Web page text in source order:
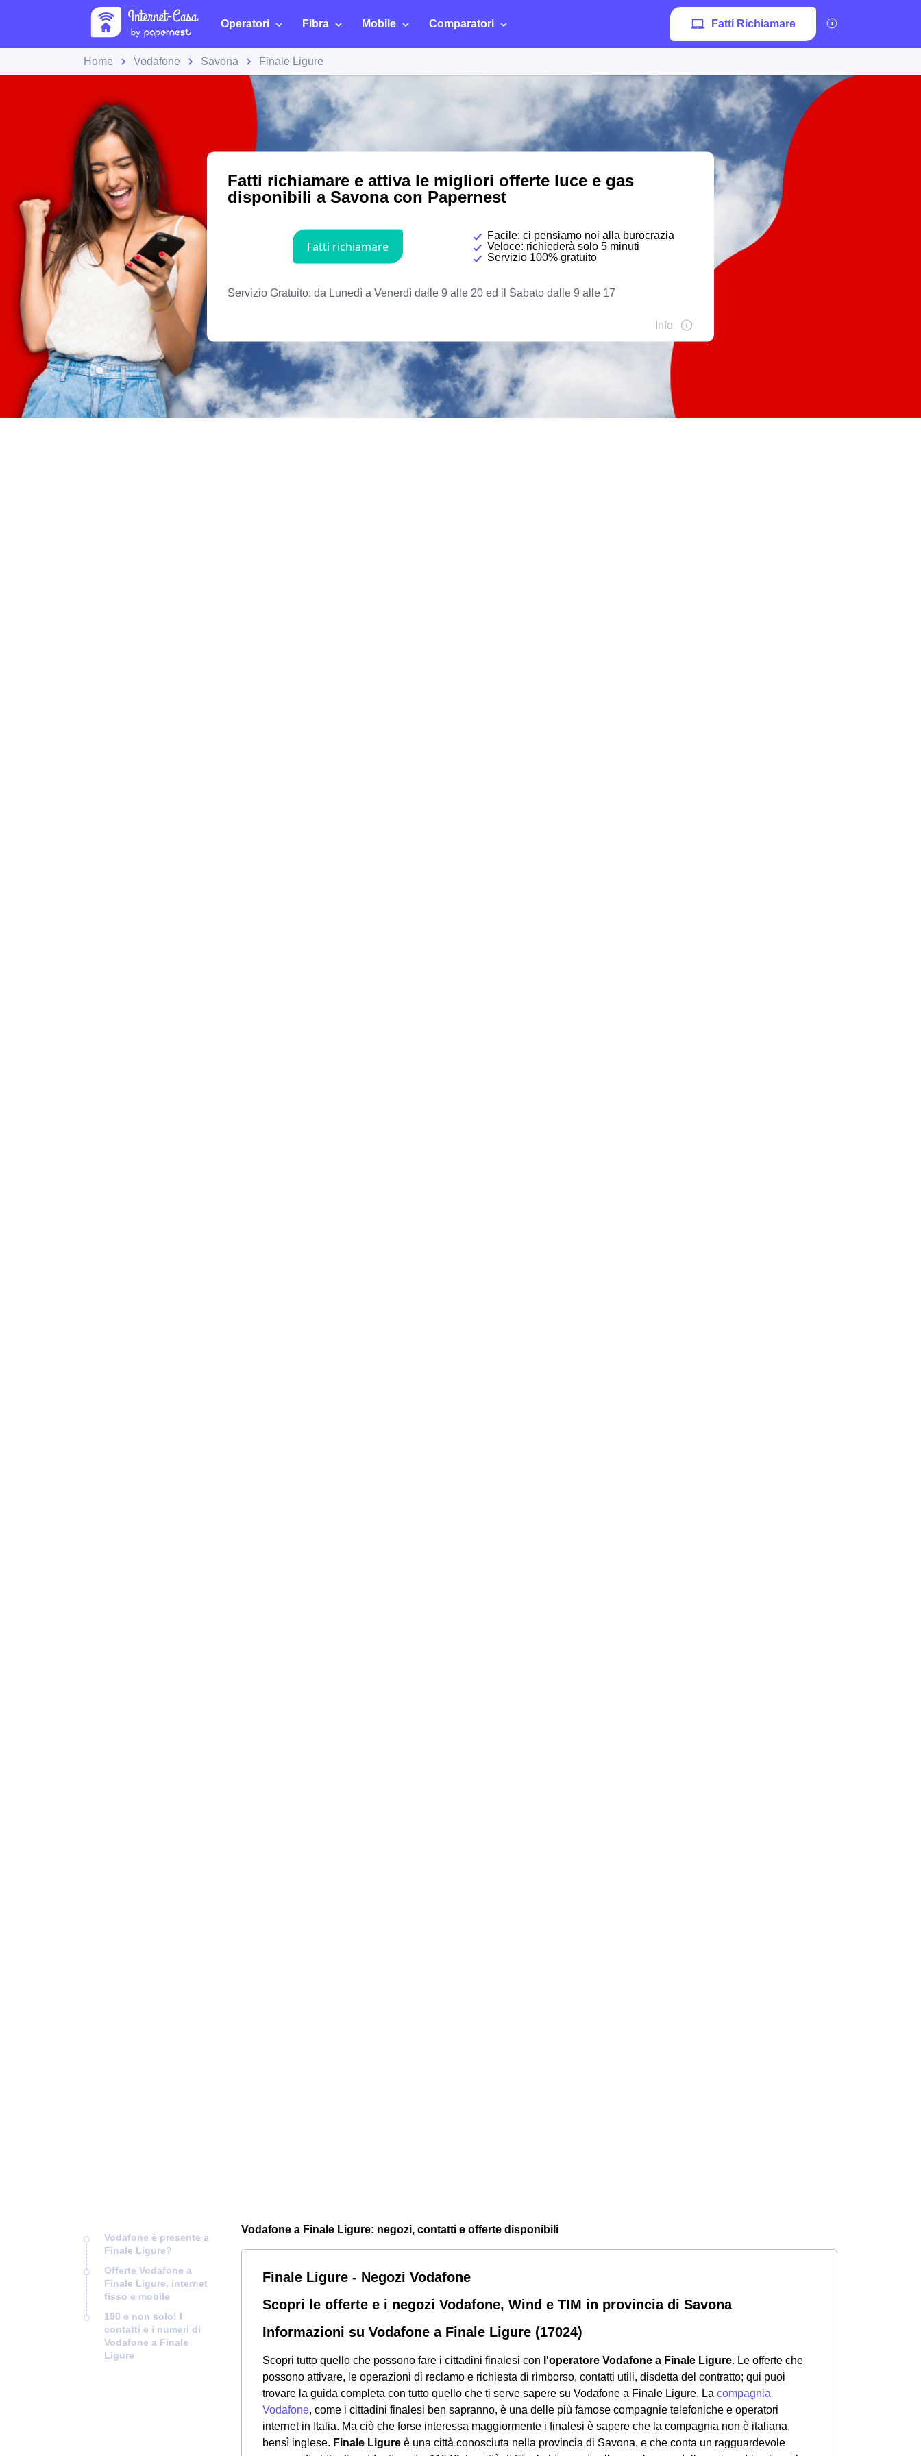
Operatori Fibra Mobile Comparatori Fatti Richiamare
Home Vodafone Savona Finale Ligure
Vodafone è presente a
Finale Ligure?
Offerte Vodafone a
Finale Ligure, internet
fisso e mobile
190 e non solo! I
contatti e i numeri di
Vodafone a Finale
Ligure
Vodafone a Finale Ligure: negozi, contatti e offerte disponibili
Finale Ligure - Negozi Vodafone
Scopri le offerte e i negozi Vodafone, Wind e TIM in provincia di Savona
Informazioni su Vodafone a Finale Ligure (17024)
Scopri tutto quello che possono fare i cittadini finalesi con l'operatore Vodafone a Finale Ligure. Le offerte che
possono attivare, le operazioni di reclamo e richiesta di rimborso, contatti utili, disdetta del contratto; qui puoi
trovare la guida completa con tutto quello che ti serve sapere su Vodafone a Finale Ligure. La compagnia
Vodafone, come i cittadini finalesi ben sapranno, è una delle più famose compagnie telefoniche e operatori
internet in Italia. Ma ciò che forse interessa maggiormente i finalesi è sapere che la compagnia non è italiana,
bensì inglese. Finale Ligure è una città conosciuta nella provincia di Savona, e che conta un ragguardevole